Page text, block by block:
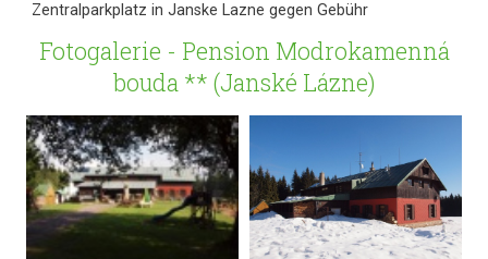
Zentralparkplatz in Janske Lazne gegen Gebühr
Fotogalerie - Pension Modrokamenná
bouda ** (Janské Lázne)